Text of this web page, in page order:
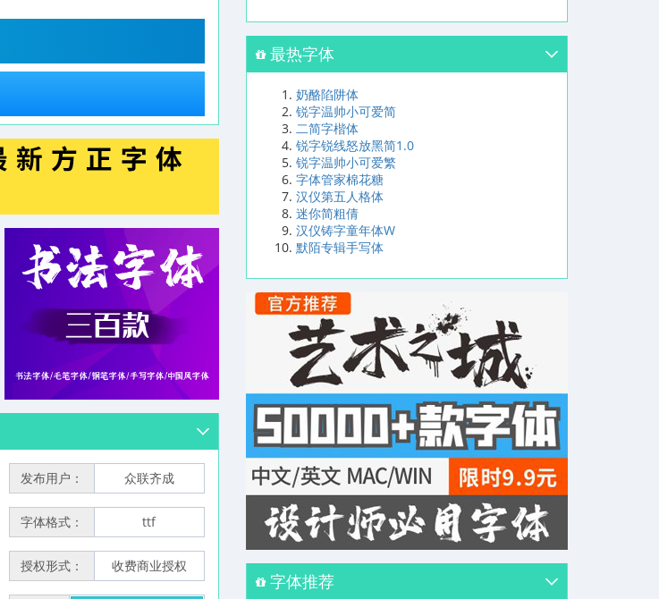
发布用户： 众联齐成
字体格式： ttf
授权形式： 收费商业授权
最热字体
奶酪陷阱体
锐字温帅小可爱简
二简字楷体
锐字锐线怒放黑简1.0
锐字温帅小可爱繁
字体管家棉花糖
汉仪第五人格体
迷你简粗倩
汉仪铸字童年体W
默陌专辑手写体
字体推荐